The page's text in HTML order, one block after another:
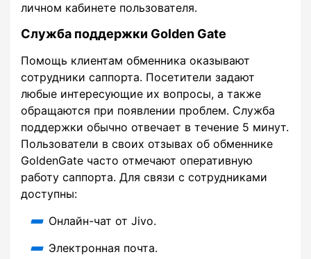
личном кабинете пользователя.
Служба поддержки Golden Gate
Помощь клиентам обменника оказывают
сотрудники саппорта. Посетители задают
любые интересующие их вопросы, а также
обращаются при появлении проблем. Служба
поддержки обычно отвечает в течение 5 минут.
Пользователи в своих отзывах об обменнике
GoldenGate часто отмечают оперативную
работу саппорта. Для связи с сотрудниками
доступны:
Онлайн-чат от Jivo.
Электронная почта.